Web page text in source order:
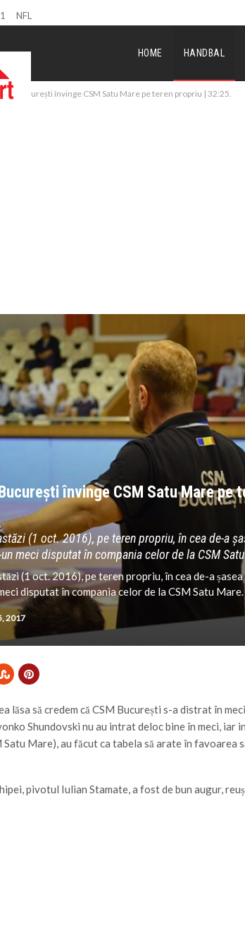
NFL
HOME HANDBAL
București învinge CSM Satu Mare pe teren propriu | 32:25.
învinge CSM Satu Mare pe
(1 oct. 2016), pe teren propriu, în cea de-a
meci disputat în compania celor de la CSM
(1 oct. 2016), pe teren propriu, în cea de-a
disputat în compania celor de la CSM Satu Mare.
2017
lăsa să credem că CSM București s-a distrat în
Shundovski nu au intrat deloc bine în meci,
Mare), au făcut ca tabela să arate în favoarea
pivotul Iulian Stamate, a fost de bun augur,